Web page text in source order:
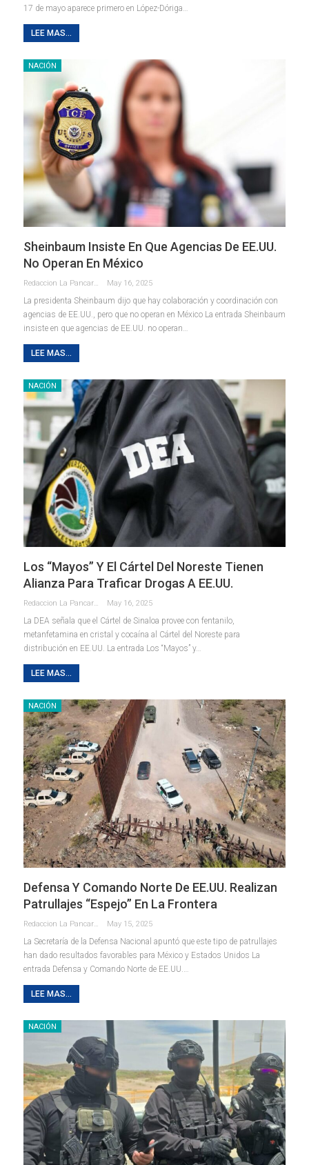
17 de mayo aparece primero en López-Dóriga…
LEE MAS...
NACIÓN
Sheinbaum Insiste En Que Agencias De EE.UU.
No Operan En México
Redaccion La Pancarta De Quintana Roo May 16, 2025
La presidenta Sheinbaum dijo que hay colaboración y coordinación con
agencias de EE.UU., pero que no operan en México La entrada Sheinbaum
insiste en que agencias de EE.UU. no operan…
LEE MAS...
NACIÓN
Los “Mayos” Y El Cártel Del Noreste Tienen
Alianza Para Traficar Drogas A EE.UU.
Redaccion La Pancarta De Quintana Roo May 16, 2025
La DEA señala que el Cártel de Sinaloa provee con fentanilo,
metanfetamina en cristal y cocaína al Cártel del Noreste para
distribución en EE.UU. La entrada Los “Mayos” y…
LEE MAS...
NACIÓN
Defensa Y Comando Norte De EE.UU. Realizan
Patrullajes “espejo” En La Frontera
May 15, 2025
La Secretaría de la Defensa Nacional apuntó que este tipo de patrullajes
han dado resultados favorables para México y Estados Unidos La
entrada Defensa y Comando Norte de EE.UU.…
LEE MAS...
NACIÓN